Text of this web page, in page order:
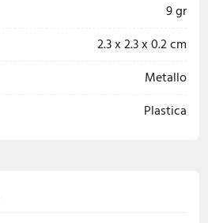
9 gr
2.3 x 2.3 x 0.2 cm
Metallo
Plastica